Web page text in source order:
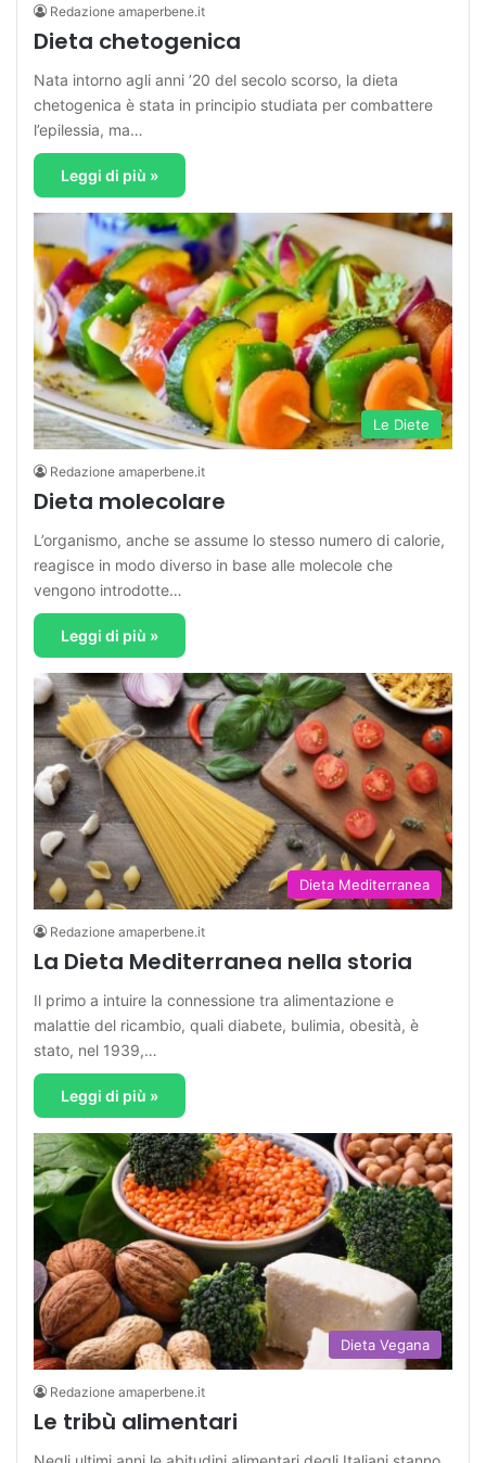
Redazione amaperbene.it
Dieta chetogenica
Nata intorno agli anni ’20 del secolo scorso, la dieta
chetogenica è stata in principio studiata per combattere
l’epilessia, ma…
Leggi di più »
Le Diete
Redazione amaperbene.it
Dieta molecolare
L’organismo, anche se assume lo stesso numero di calorie,
reagisce in modo diverso in base alle molecole che
vengono introdotte…
Leggi di più »
Dieta Mediterranea
Redazione amaperbene.it
La Dieta Mediterranea nella storia
Il primo a intuire la connessione tra alimentazione e
malattie del ricambio, quali diabete, bulimia, obesità, è
stato, nel 1939,…
Leggi di più »
Dieta Vegana
Redazione amaperbene.it
Le tribù alimentari